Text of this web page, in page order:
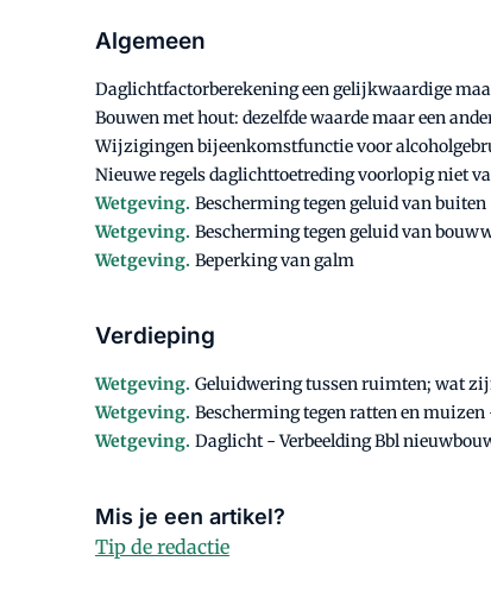
Algemeen
Daglichtfactorberekening een gelijkwaardige
Bouwen met hout: dezelfde waarde maar een
Wijzigingen bijeenkomstfunctie voor
Nieuwe regels daglichttoetreding voorlopig niet
Wetgeving. Bescherming tegen geluid van buiten
Wetgeving. Bescherming tegen geluid van
Wetgeving. Beperking van galm
Verdieping
Wetgeving. Geluidwering tussen ruimten; wat
Wetgeving. Bescherming tegen ratten en muizen
Wetgeving. Daglicht - Verbeelding Bbl
Mis je een artikel?
Tip de redactie